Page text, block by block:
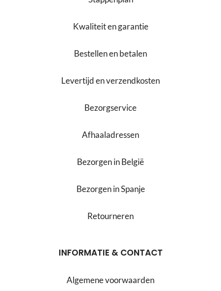
Kwaliteit en garantie
Bestellen en betalen
Levertijd en verzendkosten
Bezorgservice
Afhaaladressen
Bezorgen in België
Bezorgen in Spanje
Retourneren
INFORMATIE & CONTACT
Algemene voorwaarden